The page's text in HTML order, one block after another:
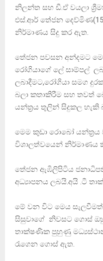
නිලන්ත සහ ඩී.ඒ වයලා
එස්.ආර් තේජන
නිර්මාණය සිදු කර ඇත.
තේජන පවසන අන්දමට
රෝගියාගේ ලේ සාම්පල්
ලබාදීමට,රෝගියා සමග
බලා කතාකිරීම සහ තවත්
යන්ත්‍රය තුලින් සිදුකල හැකි
මෙම කුඩා රොබෝ
විශාලත්වයෙන් නිර්මාණය
තේජන ඇඹිලිපිටිය ජනාධිපති
අධ්‍යාපනය ලබයි.අයි .ටී
මේ වන විට මෙය
සිසුවාගේ නිවසට ගොස්
තාක්ෂණික පුහුණු
රැගෙන ගොස් ඇත.